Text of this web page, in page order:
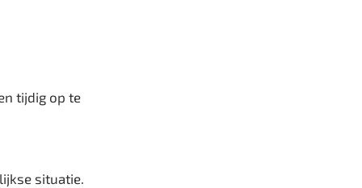
tijdig op te
situatie.